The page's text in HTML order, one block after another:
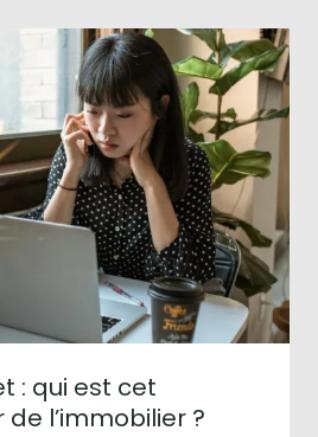
: qui est cet
l’immobilier ?